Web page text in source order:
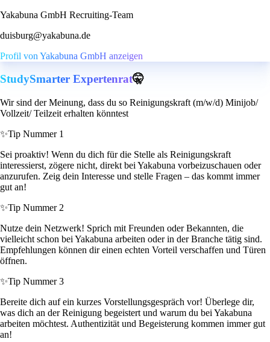
Yakabuna GmbH Recruiting-Team
duisburg@yakabuna.de
Profil von Yakabuna GmbH anzeigen
StudySmarter Expertenrat🤫
Wir sind der Meinung, dass du so Reinigungskraft (m/w/d) Minijob/
Vollzeit/ Teilzeit erhalten könntest
✨Tip Nummer 1
Sei proaktiv! Wenn du dich für die Stelle als Reinigungskraft
interessierst, zögere nicht, direkt bei Yakabuna vorbeizuschauen oder
anzurufen. Zeig dein Interesse und stelle Fragen – das kommt immer
gut an!
✨Tip Nummer 2
Nutze dein Netzwerk! Sprich mit Freunden oder Bekannten, die
vielleicht schon bei Yakabuna arbeiten oder in der Branche tätig sind.
Empfehlungen können dir einen echten Vorteil verschaffen und Türen
öffnen.
✨Tip Nummer 3
Bereite dich auf ein kurzes Vorstellungsgespräch vor! Überlege dir,
was dich an der Reinigung begeistert und warum du bei Yakabuna
arbeiten möchtest. Authentizität und Begeisterung kommen immer gut
an!